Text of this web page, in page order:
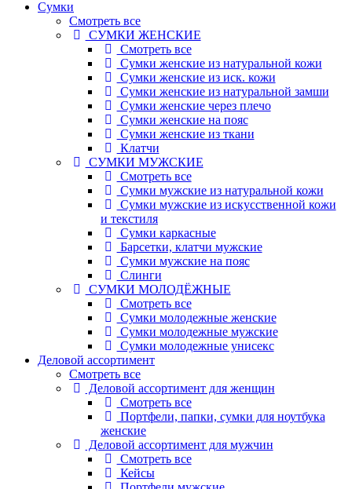
Сумки
Смотреть все
СУМКИ ЖЕНСКИЕ
Смотреть все
Сумки женские из натуральной кожи
Сумки женские из иск. кожи
Сумки женские из натуральной замши
Сумки женские через плечо
Сумки женские на пояс
Сумки женские из ткани
Клатчи
СУМКИ МУЖСКИЕ
Смотреть все
Сумки мужские из натуральной кожи
Сумки мужские из искусственной кожи
и текстиля
Сумки каркасные
Барсетки, клатчи мужские
Сумки мужские на пояс
Слинги
СУМКИ МОЛОДЁЖНЫЕ
Смотреть все
Сумки молодежные женские
Сумки молодежные мужские
Сумки молодежные унисекс
Деловой ассортимент
Смотреть все
Деловой ассортимент для женщин
Смотреть все
Портфели, папки, сумки для ноутбука
женские
Деловой ассортимент для мужчин
Смотреть все
Кейсы